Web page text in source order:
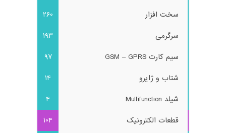
سخت افزار
260
سرگرمی
193
سیم کارت GSM – GPRS
97
شتاب و ژایرو
14
شیلد Multifunction
4
قطعات الکترونیک
104